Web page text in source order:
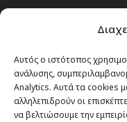
Αυτός ο ιστότοπος
ανάλυσης,
Analytics. Αυτά τα cookies
αλληλεπιδρούν οι
να βελτιώσουμε την